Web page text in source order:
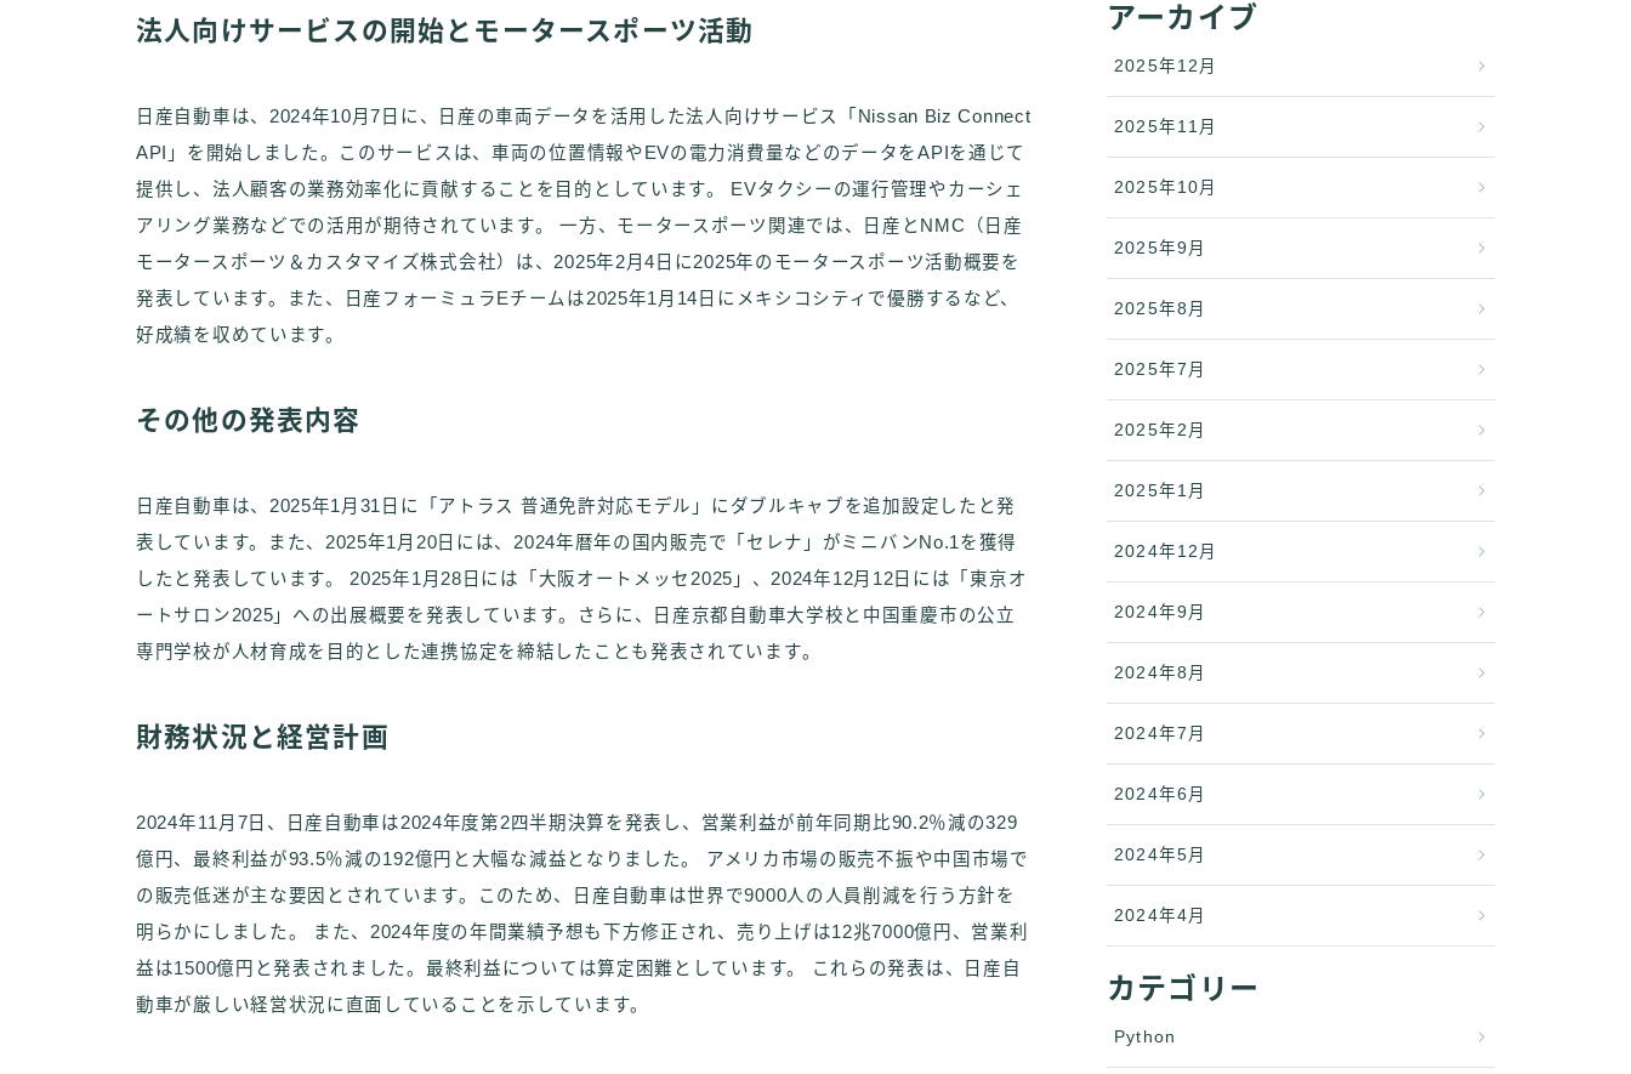
法人向けサービスの開始とモータースポーツ活動
日産自動車は、2024年10月7日に、日産の車両データを活用した法人向けサービス「Nissan Biz Connect
API」を開始しました。このサービスは、車両の位置情報やEVの電力消費量などのデータをAPIを通じて
提供し、法人顧客の業務効率化に貢献することを目的としています。 EVタクシーの運行管理やカーシェ
アリング業務などでの活用が期待されています。 一方、モータースポーツ関連では、日産とNMC（日産
モータースポーツ＆カスタマイズ株式会社）は、2025年2月4日に2025年のモータースポーツ活動概要を
発表しています。また、日産フォーミュラEチームは2025年1月14日にメキシコシティで優勝するなど、
好成績を収めています。
その他の発表内容
日産自動車は、2025年1月31日に「アトラス 普通免許対応モデル」にダブルキャブを追加設定したと発
表しています。また、2025年1月20日には、2024年暦年の国内販売で「セレナ」がミニバンNo.1を獲得
したと発表しています。 2025年1月28日には「大阪オートメッセ2025」、2024年12月12日には「東京オ
ートサロン2025」への出展概要を発表しています。さらに、日産京都自動車大学校と中国重慶市の公立
専門学校が人材育成を目的とした連携協定を締結したことも発表されています。
財務状況と経営計画
2024年11月7日、日産自動車は2024年度第2四半期決算を発表し、営業利益が前年同期比90.2％減の329
億円、最終利益が93.5％減の192億円と大幅な減益となりました。 アメリカ市場の販売不振や中国市場で
の販売低迷が主な要因とされています。このため、日産自動車は世界で9000人の人員削減を行う方針を
明らかにしました。 また、2024年度の年間業績予想も下方修正され、売り上げは12兆7000億円、営業利
益は1500億円と発表されました。最終利益については算定困難としています。 これらの発表は、日産自
動車が厳しい経営状況に直面していることを示しています。
アーカイブ
2025年12月
2025年11月
2025年10月
2025年9月
2025年8月
2025年7月
2025年2月
2025年1月
2024年12月
2024年9月
2024年8月
2024年7月
2024年6月
2024年5月
2024年4月
カテゴリー
Python